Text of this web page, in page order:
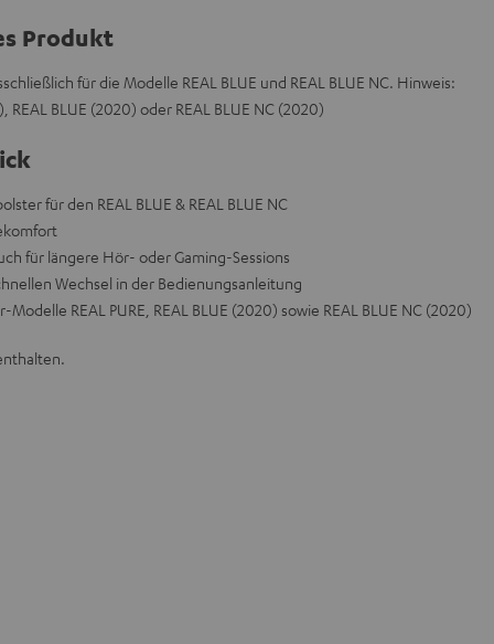
Produkt
für die Modelle REAL BLUE und REAL BLUE NC. Hinweis:
BLUE (2020) oder REAL BLUE NC (2020)
für den REAL BLUE & REAL BLUE NC
für längere Hör- oder Gaming-Sessions
Wechsel in der Bedienungsanleitung
REAL PURE, REAL BLUE (2020) sowie REAL BLUE NC (2020)